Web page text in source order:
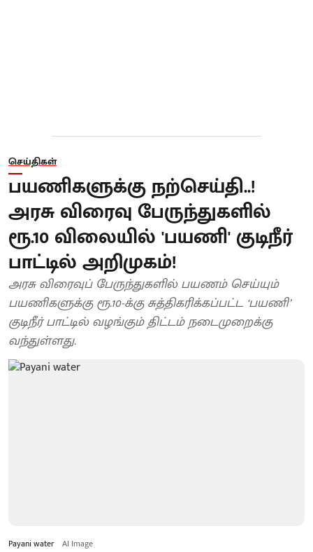
செய்திகள்
பயணிகளுக்கு நற்செய்தி..!
அரசு விரைவு பேருந்துகளில்
ரூ.10 விலையில் 'பயணி' குடிநீர்
பாட்டில் அறிமுகம்!
அரசு விரைவுப் பேருந்துகளில் பயணம் செய்யும்
பயணிகளுக்கு ரூ.10-க்கு சுத்திகரிக்கப்பட்ட ‘பயணி’
குடிநீர் பாட்டில் வழங்கும் திட்டம் நடைமுறைக்கு
வந்துள்ளது.
Payani water AI Image